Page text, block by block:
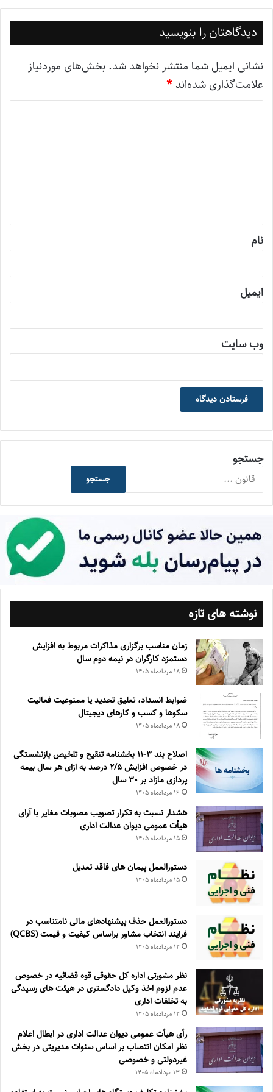
دیدگاهتان را بنویسید
نشانی ایمیل شما منتشر نخواهد شد. بخش‌های موردنیاز
علامت‌گذاری شده‌اند *
نام
ایمیل
وب‌ سایت
جستجو
جستجو
نوشته های تازه
زمان مناسب برگزاری مذاکرات مربوط به افزایش
دستمزد کارگران در نیمه دوم سال
۱۸ مرداد‌ماه ۱۴۰۵
ضوابط انسداد، تعليق تحديد يا ممنوعيت فعاليت
سكوها و كسب و كارهای ديجيتال
۱۸ مرداد‌ماه ۱۴۰۵
اصلاح بند ۳‏-۱۱ بخشنامه تنقیح و تلخیص بازنشستگی
در خصوص افزایش ۵‏‏‏‏‏‏‏‏‏/۲ درصد به ازای هر سال بیمه
پردازی مازاد بر ۳۰‏ سال
۱۶ مرداد‌ماه ۱۴۰۵
هشدار نسبت به تکرار تصویب مصوبات مغایر با آرای
هیأت عمومی دیوان عدالت اداری
۱۵ مرداد‌ماه ۱۴۰۵
دستورالعمل پیمان های فاقد تعدیل
۱۵ مرداد‌ماه ۱۴۰۵
دستورالعمل حذف پيشنهادهای مالی نامتناسب در
فرايند انتخاب مشاور براساس كيفيت و قيمت (QCBS)
۱۴ مرداد‌ماه ۱۴۰۵
نظر مشورتی اداره کل حقوقی قوه قضائیه در خصوص
عدم لزوم اخذ وکیل دادگستری در هیئت های رسیدگی
به تخلفات اداری
۱۴ مرداد‌ماه ۱۴۰۵
رأی هیأت عمومی دیوان عدالت اداری در ابطال اعلام
نظر امکان انتصاب بر اساس سنوات مدیریتی در بخش
غیردولتی و خصوصی
۱۳ مرداد‌ماه ۱۴۰۵